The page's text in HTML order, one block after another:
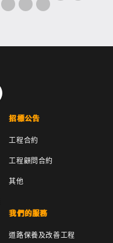
招標公告
工程合約
工程顧問合約
其他
我們的服務
道路保養及改善工程